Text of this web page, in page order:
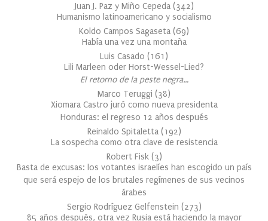
Juan J. Paz y Miño Cepeda (342)
Humanismo latinoamericano y socialismo
Koldo Campos Sagaseta (69)
Había una vez una montaña
Luis Casado (161 )
Lili Marleen oder Horst-Wessel-Lied?
El retorno de la peste negra…
Marco Teruggi (38)
Xiomara Castro juró como nueva presidenta
Honduras: el regreso 12 años después
Reinaldo Spitaletta (192)
La sospecha como otra clave de resistencia
Robert Fisk (3)
Basta de excusas: los votantes israelíes han escogido un país
que será espejo de los brutales regímenes de sus vecinos
árabes
Sergio Rodríguez Gelfenstein (273)
85 años después, otra vez Rusia está haciendo la mayor